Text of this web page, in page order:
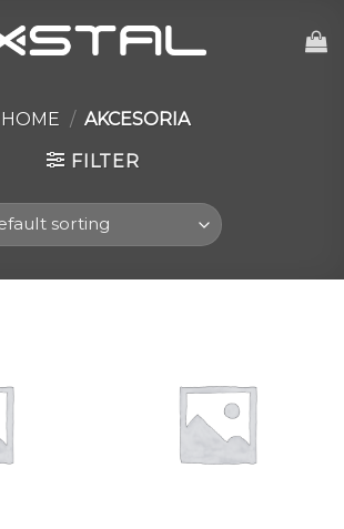
HOME / AKCESORIA
FILTER